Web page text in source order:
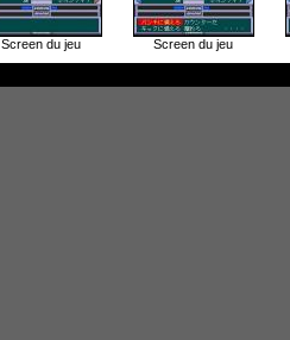
Screen du jeu Screen du jeu